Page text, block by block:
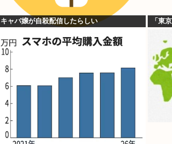
キャバ嬢が自殺配信したらしい 「東